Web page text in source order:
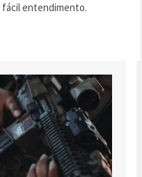
entendimento.